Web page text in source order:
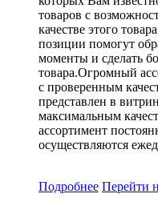
товаров с
качестве этого
позиции помогут
моменты и сделать
товара.Огромный
с проверенным
представлен в
максимальным
ассортимент
осуществляются
Подробнее Перейти